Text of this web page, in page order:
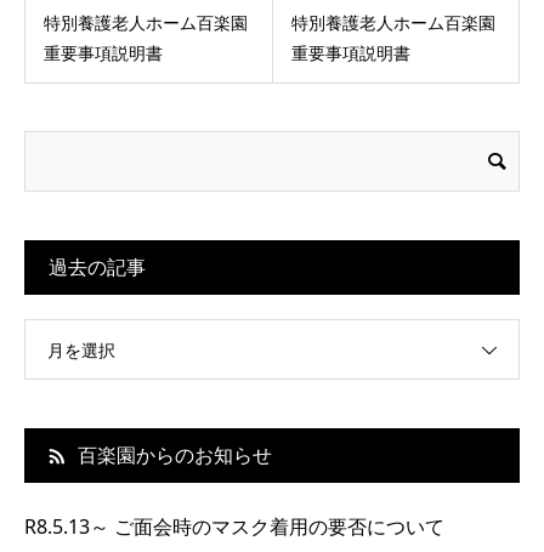
特別養護老人ホーム百楽園
重要事項説明書
特別養護老人ホーム百楽園
重要事項説明書
過去の記事
月を選択
百楽園からのお知らせ
R8.5.13～ ご面会時のマスク着用の要否について